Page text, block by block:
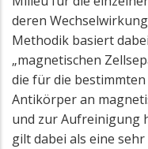
deren
Methodik basiert
„magnetischen
die für die
Antikörper an
und zur Aufreinigung
gilt dabei als eine